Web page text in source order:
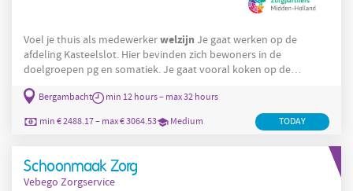
Voel je thuis als medewerkerwelzijn Je gaat werken op de
afdeling Kasteelslot. Hier bevinden zich bewoners in de
doelgroepen pg en somatiek. Je gaat vooral koken op de
afdeling en bewoners begeleiden door het bieden van dagelijkse
onze bewoners staat voorop en dit is dan ook altijd het
belangrijkste doel. Je zorgt ervoor dat zij hun dagen op een zo
Bergambacht min 12 hours – max 32 hours
min € 2488.17 – max € 3064.53 Medium TODAY
Schoonmaak Zorg
Vebego Zorgservice